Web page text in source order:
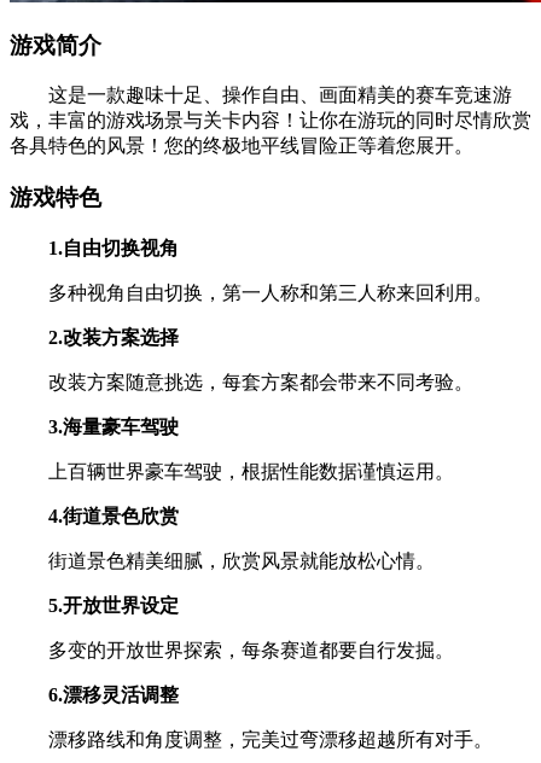
游戏简介
这是一款趣味十足、操作自由、画面精美的赛车竞速游
戏，丰富的游戏场景与关卡内容！让你在游玩的同时尽情欣赏
各具特色的风景！您的终极地平线冒险正等着您展开。
游戏特色
1.自由切换视角
多种视角自由切换，第一人称和第三人称来回利用。
2.改装方案选择
改装方案随意挑选，每套方案都会带来不同考验。
3.海量豪车驾驶
上百辆世界豪车驾驶，根据性能数据谨慎运用。
4.街道景色欣赏
街道景色精美细腻，欣赏风景就能放松心情。
5.开放世界设定
多变的开放世界探索，每条赛道都要自行发掘。
6.漂移灵活调整
漂移路线和角度调整，完美过弯漂移超越所有对手。